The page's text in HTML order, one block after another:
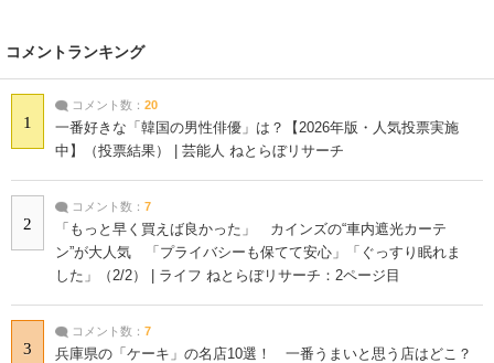
コメントランキング
1
コメント数： 20
一番好きな「韓国の男性俳優」は？【2026年版・人気投票実施
中】（投票結果） | 芸能人 ねとらぼリサーチ
2
コメント数： 7
「もっと早く買えば良かった」 カインズの“車内遮光カーテ
ン”が大人気 「プライバシーも保てて安心」「ぐっすり眠れま
した」（2/2） | ライフ ねとらぼリサーチ：2ページ目
3
コメント数： 7
兵庫県の「ケーキ」の名店10選！ 一番うまいと思う店はどこ？